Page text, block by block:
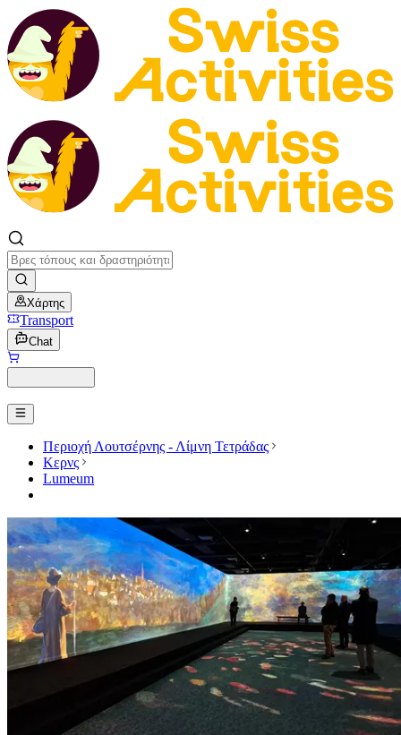
Χάρτης
Transport
Chat
Περιοχή Λουτσέρνης - Λίμνη Τετράδας
Κερνς
Lumeum